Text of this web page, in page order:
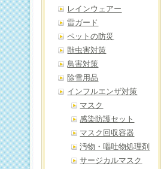
レインウェアー
雷ガード
ペットの防災
獣虫害対策
鳥害対策
除雪用品
インフルエンザ対策
マスク
感染防護セット
マスク回収容器
汚物・嘔吐物処理剤
サージカルマスク